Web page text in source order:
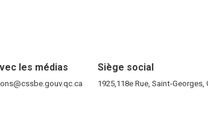
les médias
(ce lien ouvre dans une nouvelle
Siège social
1925,118e Rue, Saint-Georges,